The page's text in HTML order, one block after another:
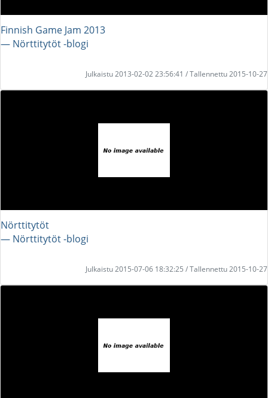
Finnish Game Jam 2013
― Nörttitytöt -blogi
Julkaistu 2013-02-02 23:56:41 / Tallennettu 2015-10-27
Nörttitytöt
― Nörttitytöt -blogi
Julkaistu 2015-07-06 18:32:25 / Tallennettu 2015-10-27